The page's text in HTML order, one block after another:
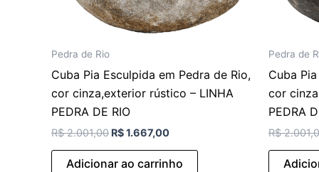
Pedra de Rio
Cuba Pia Esculpida em Pedra de Rio,
cor cinza,exterior rústico – LINHA
PEDRA DE RIO
R$2.001,00 R$1.667,00
Adicionar ao carrinho
Pedra de
Cuba
cor
PEDRA
R$